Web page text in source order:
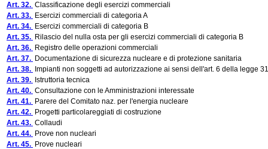
Art. 32. Classificazione degli esercizi commerciali
Art. 33. Esercizi commerciali di categoria A
Art. 34. Esercizi commerciali di categoria B
Art. 35. Rilascio del nulla osta per gli esercizi commerciali di categoria B
Art. 36. Registro delle operazioni commerciali
Art. 37. Documentazione di sicurezza nucleare e di protezione sanitaria
Art. 38.
Impianti non soggetti ad autorizzazione ai sensi dell'art. 6 della legge
Art. 39.
Istruttoria tecnica
Art. 40. Consultazione con le Amministrazioni interessate
Art. 41. Parere del Comitato naz. per l'energia nucleare
Art. 42. Progetti particolareggiati di costruzione
Art. 43. Collaudi
Art. 44. Prove non nucleari
Art. 45. Prove nucleari